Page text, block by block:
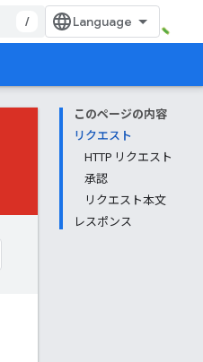
/
このページの内容
リクエスト
HTTP リクエスト
承認
リクエスト本文
レスポンス